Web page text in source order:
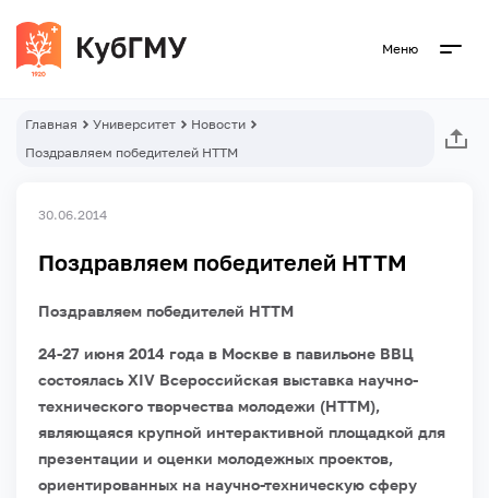
Меню
Главная Университет
Новости
Поздравляем победителей НТТМ
30.06.2014
Поздравляем победителей НТТМ
Поздравляем победителей НТТМ
24-27 июня 2014 года в Москве в павильоне ВВЦ
состоялась XIV Всероссийская выставка научно-
технического творчества молодежи (НТТМ),
являющаяся крупной интерактивной площадкой для
презентации и оценки молодежных проектов,
ориентированных на научно-техническую сферу